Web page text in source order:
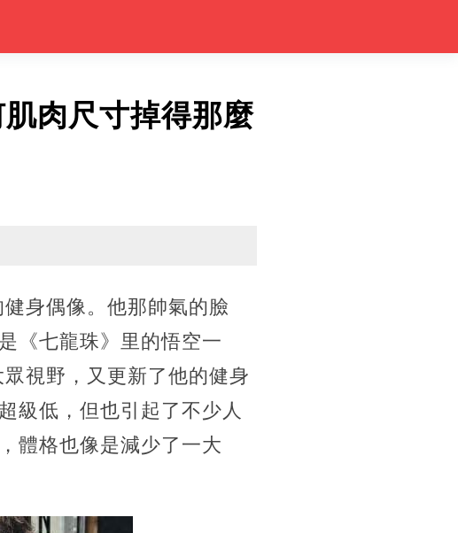
肌肉尺寸掉得那麼
身偶像。他那帥氣的臉
《七龍珠》里的悟空一
視野，又更新了他的健身
級低，但也引起了不少人
體格也像是減少了一大